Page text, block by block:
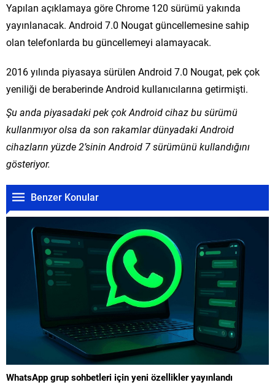
Yapılan açıklamaya göre Chrome 120 sürümü yakında
yayınlanacak. Android 7.0 Nougat güncellemesine sahip
olan telefonlarda bu güncellemeyi alamayacak.
2016 yılında piyasaya sürülen Android 7.0 Nougat, pek çok
yeniliği de beraberinde Android kullanıcılarına getirmişti.
Şu anda piyasadaki pek çok Android cihaz bu sürümü
kullanmıyor olsa da son rakamlar dünyadaki Android
cihazların yüzde 2’sinin Android 7 sürümünü kullandığını
gösteriyor.
Benzer Konular
WhatsApp grup sohbetleri için yeni özellikler yayınlandı